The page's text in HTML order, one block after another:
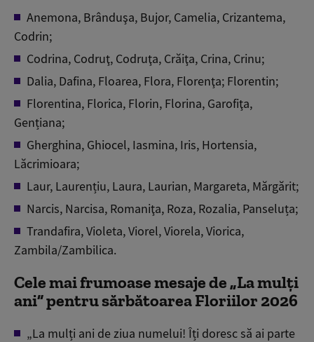
Anemona, Brânduşa, Bujor, Camelia, Crizantema,
Codrin;
Codrina, Codruţ, Codruţa, Crăiţa, Crina, Crinu;
Dalia, Dafina, Floarea, Flora, Florenţa; Florentin;
Florentina, Florica, Florin, Florina, Garofiţa,
Gențiana;
Gherghina, Ghiocel, Iasmina, Iris, Hortensia,
Lăcrimioara;
Laur, Laurențiu, Laura, Laurian, Margareta, Mărgărit;
Narcis, Narcisa, Romaniţa, Roza, Rozalia, Panseluța;
Trandafira, Violeta, Viorel, Viorela, Viorica,
Zambila/Zambilica.
Cele mai frumoase mesaje de „La mulți
ani” pentru sărbătoarea Floriilor 2026
„La mulți ani de ziua numelui! Îți doresc să ai parte